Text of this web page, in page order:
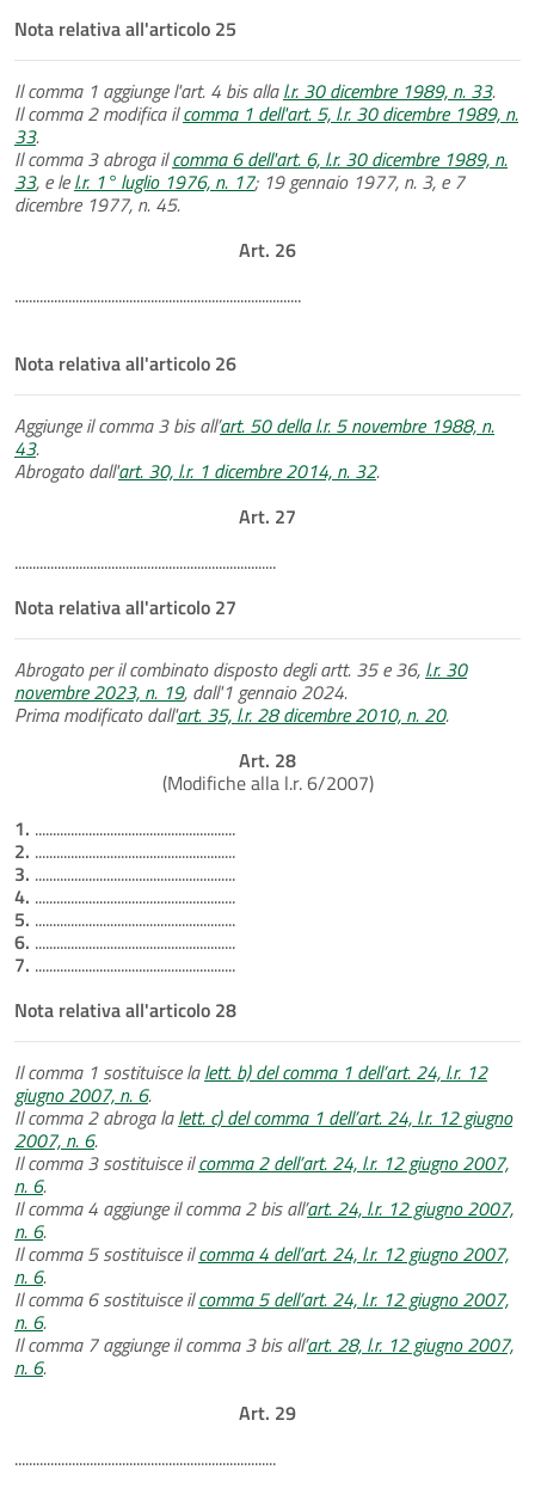
Nota relativa all'articolo 25
Il comma 1 aggiunge l'art. 4 bis allal.r. 30 dicembre 1989, n. 33.
Il comma 2 modifica ilcomma 1 dell'art. 5, l.r. 30 dicembre 1989, n.
33.
Il comma 3 abroga ilcomma 6 dell'art. 6, l.r. 30 dicembre 1989, n.
33, e lel.r. 1° luglio 1976, n. 17; 19 gennaio 1977, n. 3, e 7
dicembre 1977, n. 45.
Art. 26
................................................................................
Nota relativa all'articolo 26
Aggiunge il comma 3 bis all’art. 50 della l.r. 5 novembre 1988, n.
43.
Abrogato dall'art. 30, l.r. 1 dicembre 2014, n. 32.
Art. 27
.........................................................................
Nota relativa all'articolo 27
Abrogato per il combinato disposto degli artt. 35 e 36, l.r. 30
novembre 2023, n. 19, dall'1 gennaio 2024.
Prima modificato dall'art. 35, l.r. 28 dicembre 2010, n. 20.
Art. 28
(Modifiche alla l.r. 6/2007)
1. ........................................................
2. ........................................................
3. ........................................................
4. ........................................................
5. ........................................................
6. ........................................................
7. ........................................................
Nota relativa all'articolo 28
Il comma 1 sostituisce lalett. b) del comma 1 dell’art. 24, l.r. 12
giugno 2007, n. 6.
Il comma 2 abroga lalett. c) del comma 1 dell’art. 24, l.r. 12 giugno
2007, n. 6.
Il comma 3 sostituisce ilcomma 2 dell’art. 24, l.r. 12 giugno 2007,
n. 6.
Il comma 4 aggiunge il comma 2 bis all’art. 24, l.r. 12 giugno 2007,
n. 6.
Il comma 5 sostituisce ilcomma 4 dell’art. 24, l.r. 12 giugno 2007,
n. 6.
Il comma 6 sostituisce ilcomma 5 dell’art. 24, l.r. 12 giugno 2007,
n. 6.
Il comma 7 aggiunge il comma 3 bis all’art. 28, l.r. 12 giugno 2007,
n. 6.
Art. 29
.........................................................................